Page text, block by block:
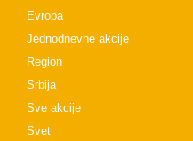
Evropa
Jednodnevne akcije
Region
Srbija
Sve akcije
Svet